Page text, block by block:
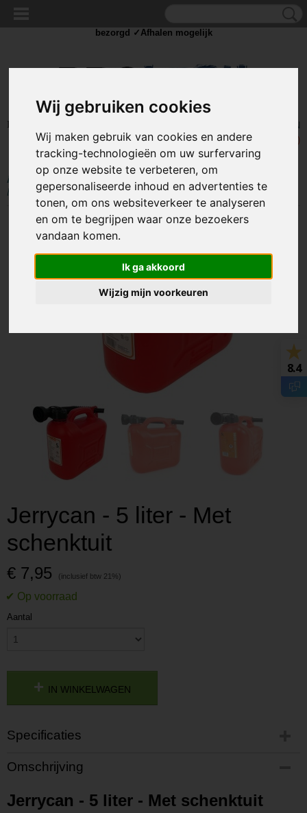
Wij gebruiken cookies
Wij maken gebruik van cookies en andere
tracking-technologieën om uw surfervaring
op onze website te verbeteren, om
gepersonaliseerde inhoud en advertenties te
tonen, om ons websiteverkeer te analyseren
en om te begrijpen waar onze bezoekers
vandaan komen.
Ik ga akkoord
Wijzig mijn voorkeuren
Inloggen
UW WINKELWAGEN
Geen producten
(0)
Home > AUTO ACCESSOIRES > Overige auto accessoires >
liter - Met schenktuit
Jerrycan - 5 liter - Met
schenktuit
€ 7,95
Aantal
IN WINKELWAGEN
Specificaties
Productcode
P202204261649
L202204261649
Omschrijving
Jerrycan - 5 liter - Met schenktuit
bezorgd ✓Afhalen mogelijk
8.4